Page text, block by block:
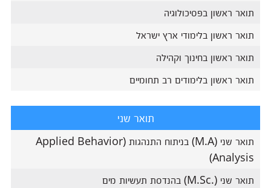
תואר ראשון בפסיכולוגיה
תואר ראשון בלימודי ארץ ישראל
תואר ראשון בחינוך וקהילה
תואר ראשון בלימודים רב תחומיים
תואר שני
תואר שני (M.A) בניתוח התנהגות (Applied Behavior
Analysis)
תואר שני (.M.Sc) בהנדסת תעשיות מים